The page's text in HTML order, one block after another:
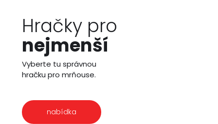
Hračky pro
nejmenší
Vyberte tu správnou
hračku pro mrňouse.
nabídka